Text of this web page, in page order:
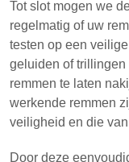
Tot slot mogen we
regelmatig of uw
testen op een
geluiden of trillingen
remmen te laten
werkende remmen
veiligheid en die
Door deze